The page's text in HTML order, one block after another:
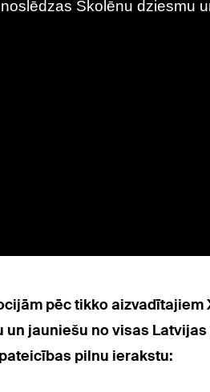
pēc tikko
jauniešu no visas
pilnu ierakstu: